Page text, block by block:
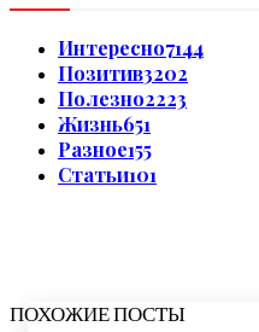
Интересно7144
Позитив3202
Полезно2223
Жизнь651
Разное155
Статьи101
ПОХОЖИЕ ПОСТЫ